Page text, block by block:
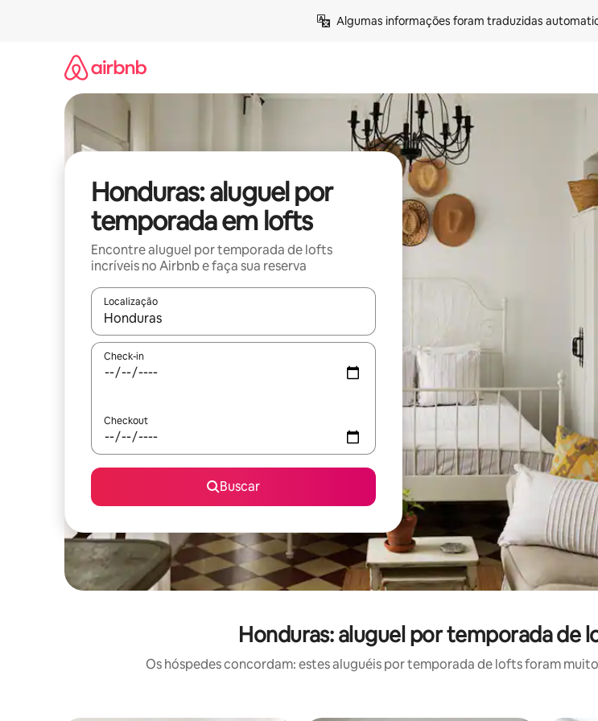
Algumas informações foram traduzidas
Honduras: aluguel por
temporada em lofts
Encontre aluguel por temporada de lofts
incríveis no Airbnb e faça sua reserva
Localização
Quando os resultados estiverem disponíveis, explore-os usando as seta para cima e para
Check-in
Checkout
Buscar
Honduras: aluguel por temporada de
Os hóspedes concordam: estes aluguéis por temporada de lofts foram